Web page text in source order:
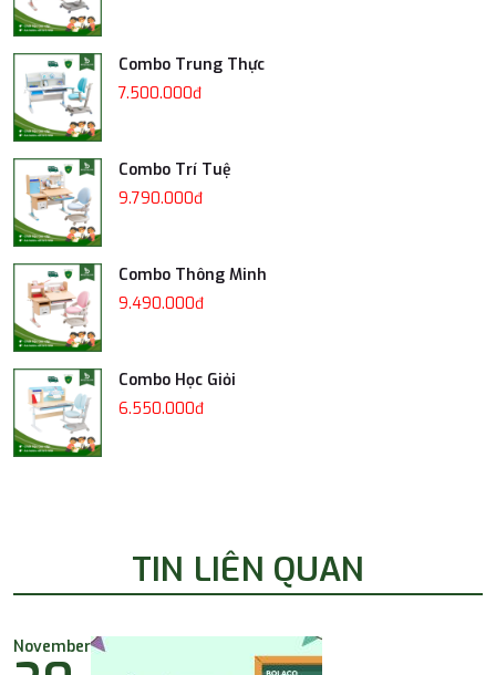
Combo Trung Thực
7.500.000đ
Combo Trí Tuệ
9.790.000đ
Combo Thông Minh
9.490.000đ
Combo Học Giỏi
6.550.000đ
TIN LIÊN QUAN
November